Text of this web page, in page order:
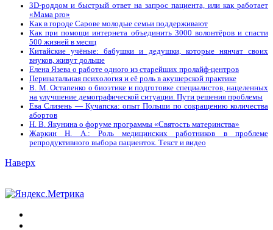
3D-роддом и быстрый ответ на запрос пациента, или как работает
«Мама prо»
Как в городе Сарове молодые семьи поддерживают
Как при помощи интернета объединить 3000 волонтёров и спасти
500 жизней в месяц
Китайские учёные: бабушки и дедушки, которые нянчат своих
внуков, живут дольше
Елена Язева о работе одного из старейших пролайф-центров
Перинатальная психология и её роль в акушерской практике
В. М. Остапенко о биоэтике и подготовке специалистов, нацеленных
на улучшение демографической ситуации. Пути решения проблемы
Ева Слизень — Кучапска: опыт Польши по сокращению количества
абортов
Н. В. Якунина о форуме программы «Святость материнства»
Жаркин Н. А.: Роль медицинских работников в проблеме
репродуктивного выбора пациенток. Tекст и видео
Наверх